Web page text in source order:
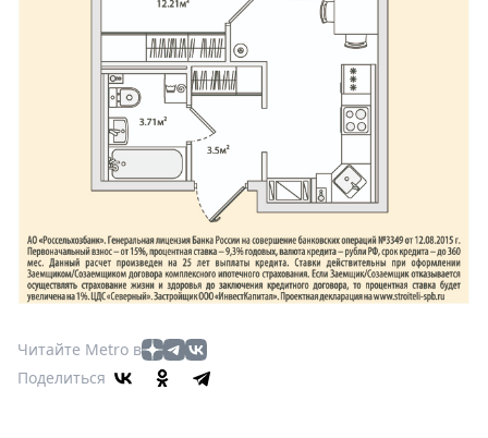
Читайте Metro в
Поделиться